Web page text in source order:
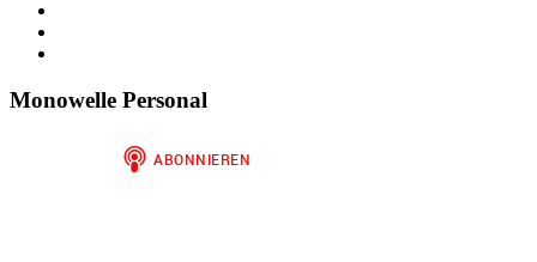
anzeigen
Twitter
auf
Finariel
Monowelle Personal